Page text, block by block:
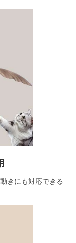
きにも対応できる